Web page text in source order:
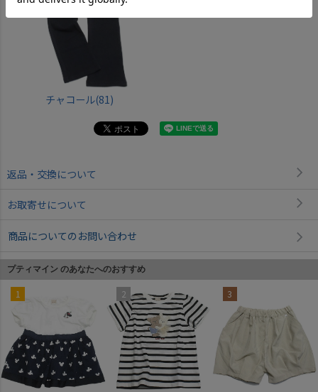
チャコール(81)
返品・交換について
お取寄せについて
商品についてのお問い合わせ
プティマイン のあなたへのおすすめ
1 2 3